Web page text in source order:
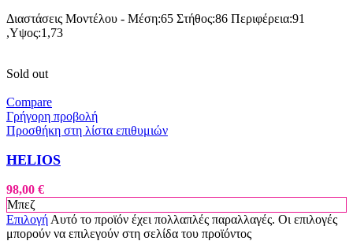
Διαστάσεις Μοντέλου - Μέση:65 Στήθος:86 Περιφέρεια:91
,Υψος:1,73
Sold out
Compare
Γρήγορη προβολή
Προσθήκη στη λίστα επιθυμιών
HELIOS
98,00 €
Μπεζ
Επιλογή Αυτό το προϊόν έχει πολλαπλές παραλλαγές. Οι επιλογές
μπορούν να επιλεγούν στη σελίδα του προϊόντος